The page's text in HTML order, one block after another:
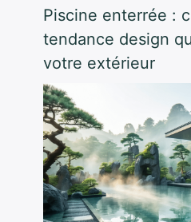
Piscine enterrée :
tendance design
votre extérieur